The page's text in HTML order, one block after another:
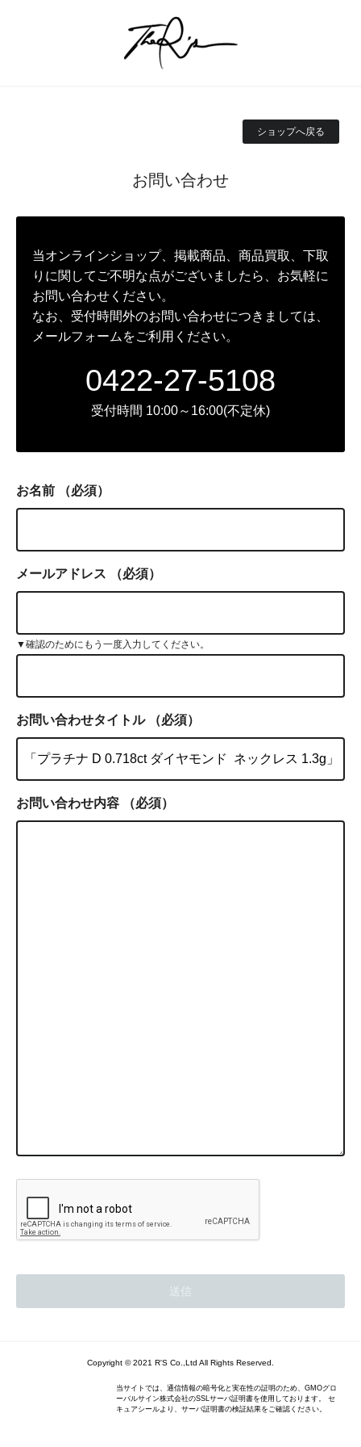
ショップへ戻る
お問い合わせ
当オンラインショップ、掲載商品、商品買取、下取
りに関してご不明な点がございましたら、お気軽に
お問い合わせください。
なお、受付時間外のお問い合わせにつきましては、
メールフォームをご利用ください。
0422-27-5108
受付時間 10:00～16:00(不定休)
お名前 （必須）
メールアドレス （必須）
▼確認のためにもう一度入力してください。
お問い合わせタイトル （必須）
お問い合わせ内容 （必須）
Copyright © 2021 R'S Co.,Ltd All Rights Reserved.
当サイトでは、通信情報の暗号化と実在性の証明のため、GMOグロ
ーバルサイン株式会社のSSLサーバ証明書を使用しております。 セ
キュアシールより、サーバ証明書の検証結果をご確認ください。